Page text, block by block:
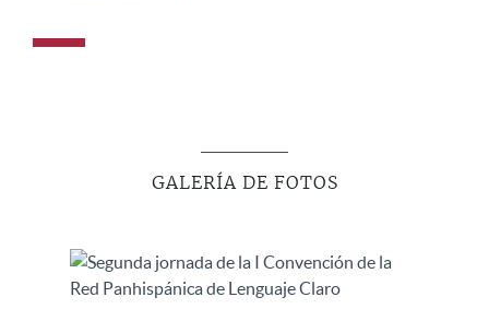
GALERÍA DE FOTOS